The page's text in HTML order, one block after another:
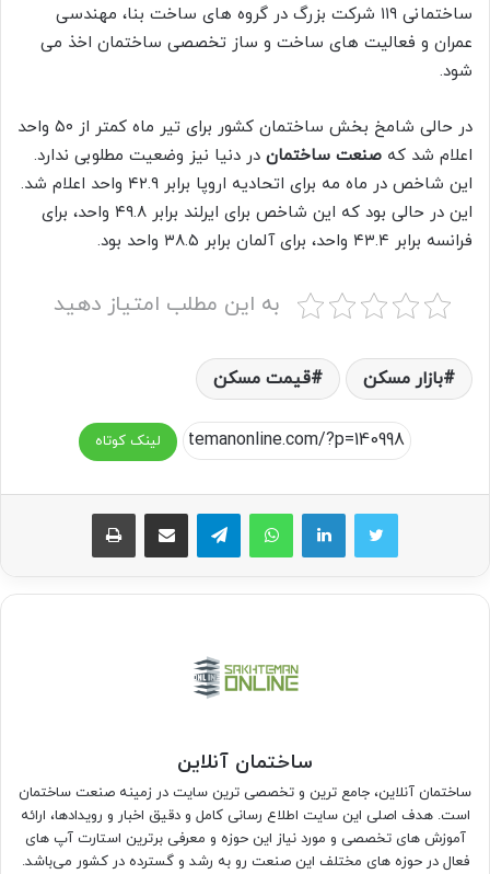
ساختمانی ۱۱۹ شرکت بزرگ در گروه های ساخت بنا، مهندسی
عمران و فعالیت های ساخت و ساز تخصصی ساختمان اخذ می
شود.
در حالی شامخ بخش ساختمان کشور برای تیر ماه کمتر از ۵۰ واحد
اعلام شد که صنعت ساختمان در دنیا نیز وضعیت مطلوبی ندارد.
این شاخص در ماه مه برای اتحادیه اروپا برابر ۴۲.۹ واحد اعلام شد.
این در حالی بود که این شاخص برای ایرلند برابر ۴۹.۸ واحد، برای
فرانسه برابر ۴۳.۴ واحد، برای آلمان برابر ۳۸.۵ واحد بود.
به این مطلب امتیاز دهید
بازار مسکن قیمت مسکن
لینک کوتاه
واتس آپ تلگرام اشتراک گذاری از طریق ایمیل چاپ
ساختمان آنلاین
ساختمان آنلاین، جامع ترین و تخصصی ترین سایت در زمینه صنعت ساختمان
است. هدف اصلی این سایت اطلاع رسانی کامل و دقیق اخبار و رویدادها، ارائه
آموزش های تخصصی و مورد نیاز این حوزه و معرفی برترین استارت آپ های
فعال در حوزه های مختلف این صنعت رو به رشد و گسترده در کشور می‌باشد.